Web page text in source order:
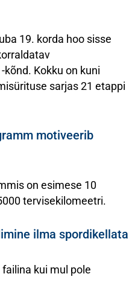
19. korda hoo sisse
Kokku on kuni
sarjas 21 etappi
motiveerib
on esimese 10
tervisekilomeetri.
ilma spordikellata
kui mul pole